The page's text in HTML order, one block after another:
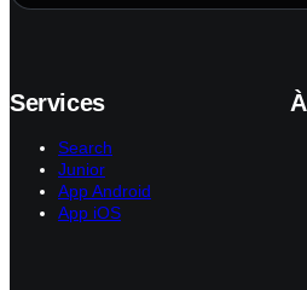
Services
Search
Junior
App Android
App iOS